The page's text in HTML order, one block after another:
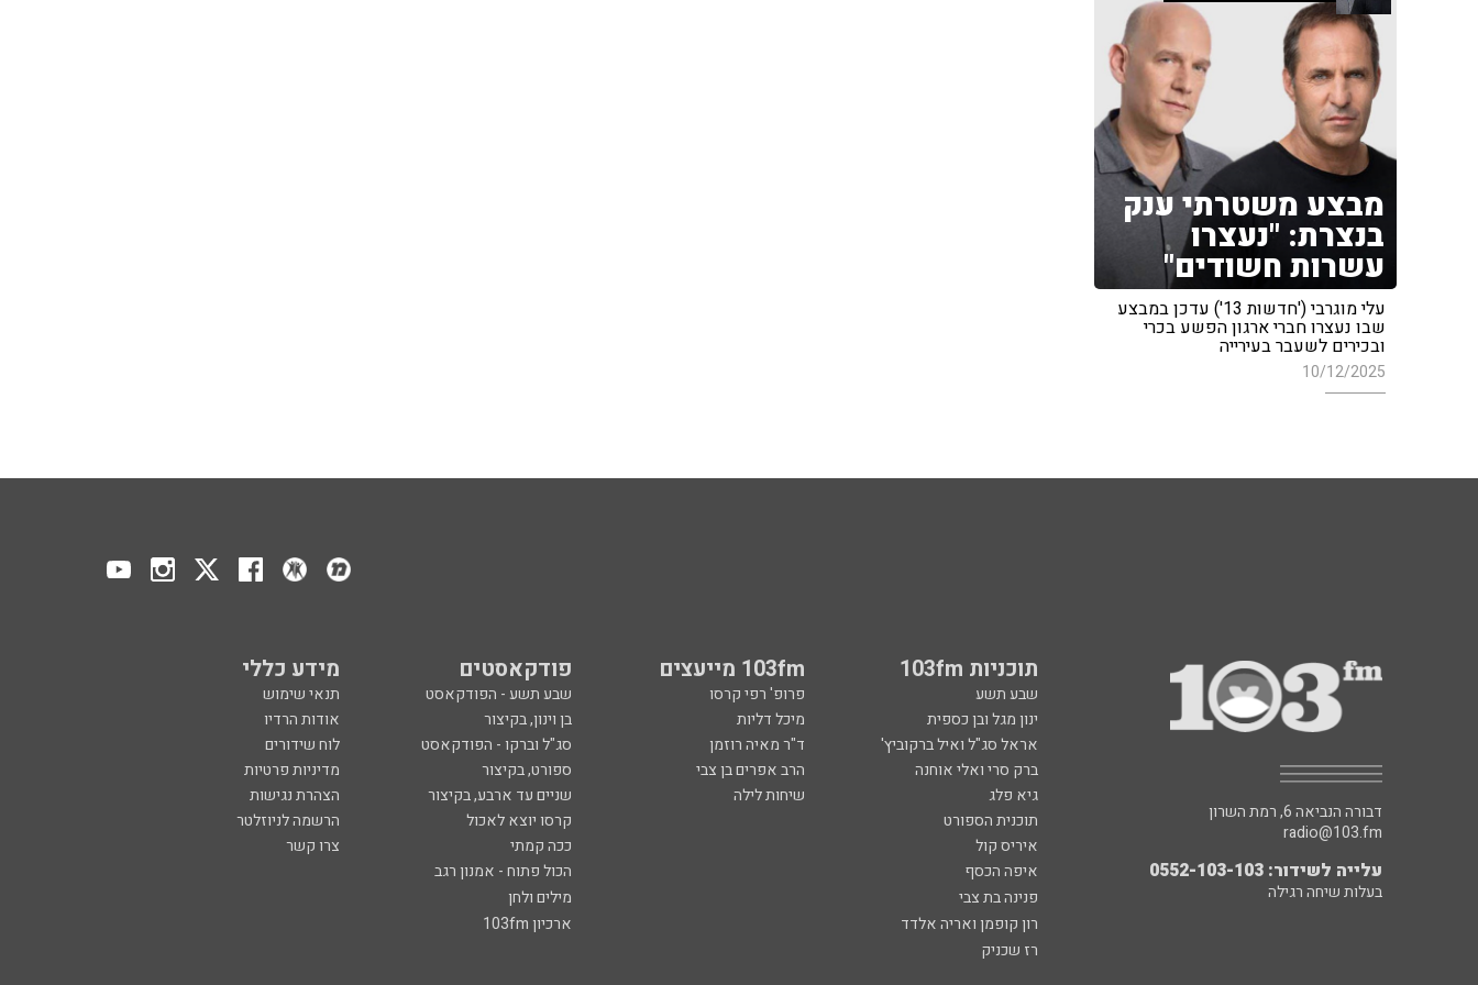
מבצע משטרתי ענק
בנצרת: "נעצרו
עשרות חשודים"
עלי מוגרבי ('חדשות 13') עדכן במבצע
שבו נעצרו חברי ארגון הפשע בכרי
ובכירים לשעבר בעירייה
10/12/2025
תוכניות 103fm 103fm מייעצים פודקאסטים מידע כללי
שבע תשע פרופ' רפי קרסו שבע תשע - הפודקאסט
תנאי שימוש
ינון מגל ובן כספית
מיכל דליות בן וינון, בקיצור
אודות הרדיו
אראל סג"ל ואיל ברקוביץ'
ד"ר מאיה רוזמן סג"ל וברקו - הפודקאסט
לוח שידורים
ברק סרי ואלי אוחנה
הרב אפרים בן צבי ספורט, בקיצור
מדיניות פרטיות
גיא פלג
שיחות לילה שניים עד ארבע, בקיצור
הצהרת נגישות
תוכנית הספורט
קרסו יוצא לאכול
הרשמה לניוזלטר
איריס קול
ככה קמתי
צרו קשר
איפה הכסף
הכול פתוח - אמנון רגב
פנינה בת צבי
מילים ולחן
רון קופמן ואריה אלדד
ארכיון 103fm
רז שכניק
דבורה הנביאה 6, רמת השרון
radio@103.fm
עלייה לשידור: 0552-103-103
בעלות שיחה רגילה